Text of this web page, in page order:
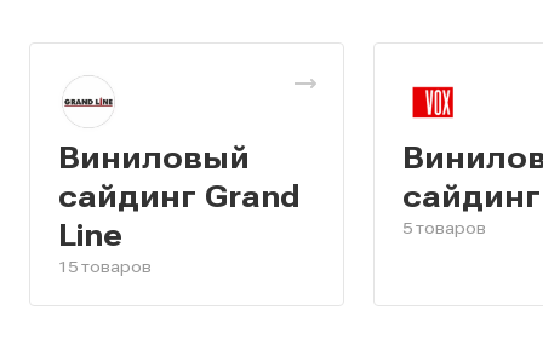
Виниловый
сайдинг Grand
Line
15 товаров
5 товаров